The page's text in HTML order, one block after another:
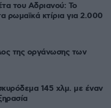
του Αδριανού: Το
ρωμαϊκά κτίρια για 2.000
της οργάνωσης των
145 χλμ. με έναν